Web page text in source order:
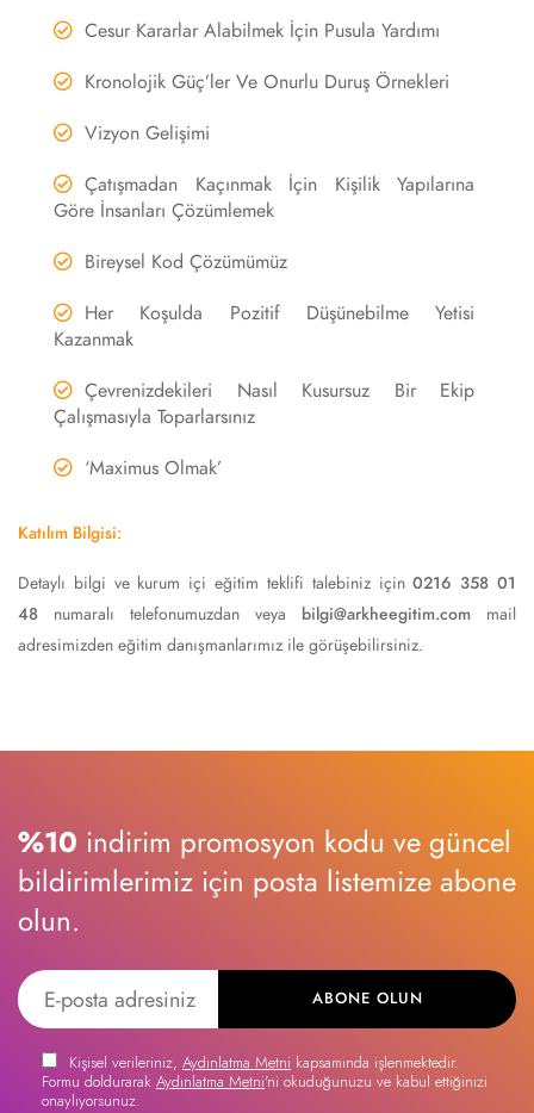
Cesur Kararlar Alabilmek İçin Pusula Yardımı
Kronolojik Güç’ler Ve Onurlu Duruş Örnekleri
Vizyon Gelişimi
Çatışmadan Kaçınmak İçin Kişilik Yapılarına
Göre İnsanları Çözümlemek
Bireysel Kod Çözümümüz
Her Koşulda Pozitif Düşünebilme Yetisi
Kazanmak
Çevrenizdekileri Nasıl Kusursuz Bir Ekip
Çalışmasıyla Toparlarsınız
‘Maximus Olmak’
Katılım Bilgisi:
Detaylı bilgi ve kurum içi eğitim teklifi talebiniz için0216 358 01
48 numaralı telefonumuzdan veya bilgi@arkheegitim.com mail
adresimizden eğitim danışmanlarımız ile görüşebilirsiniz.
%10 indirim promosyon kodu ve güncel
bildirimlerimiz için posta listemize abone
olun.
ABONE OLUN
Kişisel verileriniz, Aydınlatma Metni kapsamında işlenmektedir.
Formu doldurarak Aydınlatma Metni'ni okuduğunuzu ve kabul ettiğinizi
onaylıyorsunuz.